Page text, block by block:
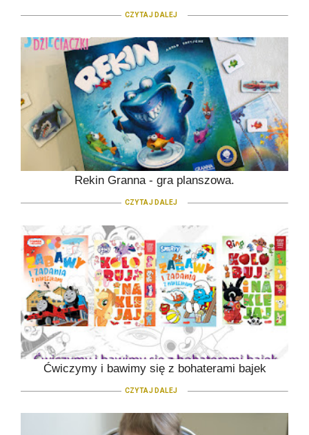
CZYTAJ DALEJ
Rekin Granna - gra planszowa.
CZYTAJ DALEJ
Ćwiczymy i bawimy się z bohaterami bajek
CZYTAJ DALEJ